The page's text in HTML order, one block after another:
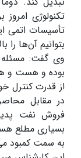
تکنولوژی
تأسیسات اتمی
بتوانیم آن‌ها را
وی گفت: مسئله
بوده و هست و هر
از قدرت کنترل
در مقابل
فروش نفت
بسیاری مطلع
به سمت کمبود